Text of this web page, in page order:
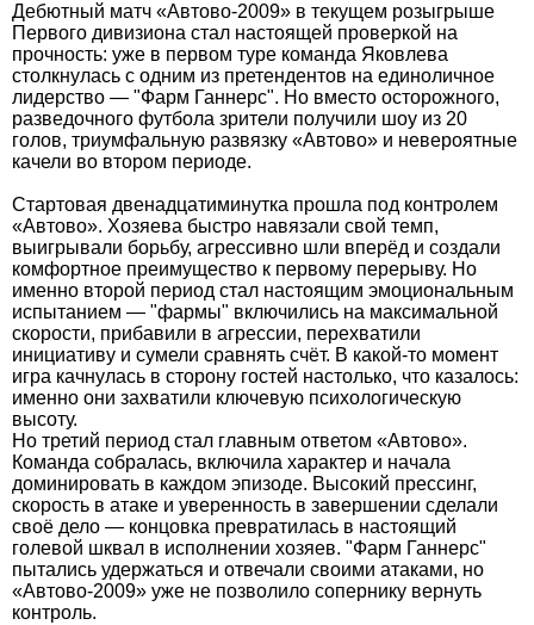
Дебютный матч «Автово-2009» в текущем розыгрыше
Первого дивизиона стал настоящей проверкой на
прочность: уже в первом туре команда Яковлева
столкнулась с одним из претендентов на единоличное
лидерство — "Фарм Ганнерс". Но вместо осторожного,
разведочного футбола зрители получили шоу из 20
голов, триумфальную развязку «Автово» и невероятные
качели во втором периоде.
Стартовая двенадцатиминутка прошла под контролем
«Автово». Хозяева быстро навязали свой темп,
выигрывали борьбу, агрессивно шли вперёд и создали
комфортное преимущество к первому перерыву. Но
именно второй период стал настоящим эмоциональным
испытанием — "фармы" включились на максимальной
скорости, прибавили в агрессии, перехватили
инициативу и сумели сравнять счёт. В какой-то момент
игра качнулась в сторону гостей настолько, что казалось:
именно они захватили ключевую психологическую
высоту.
Но третий период стал главным ответом «Автово».
Команда собралась, включила характер и начала
доминировать в каждом эпизоде. Высокий прессинг,
скорость в атаке и уверенность в завершении сделали
своё дело — концовка превратилась в настоящий
голевой шквал в исполнении хозяев. "Фарм Ганнерс"
пытались удержаться и отвечали своими атаками, но
«Автово-2009» уже не позволило сопернику вернуть
контроль.